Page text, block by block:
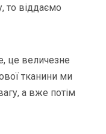
то віддаємо
це величезне
тканини ми
а вже потім